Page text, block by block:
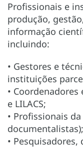
Profissionais e
produção,
informação
incluindo:
• Gestores e
instituições
• Coordenadores
e LILACS;
• Profissionais
documentalistas);
•